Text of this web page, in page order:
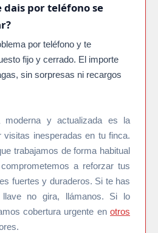
dais por teléfono se
por teléfono y te
fijo y cerrado. El importe
sin sorpresas ni recargos
moderna y actualizada es la
visitas inesperadas en tu finca.
trabajamos de forma habitual
a reforzar tus
fuertes y duraderos. Si te has
no gira, llámanos. Si lo
cobertura urgente en otros